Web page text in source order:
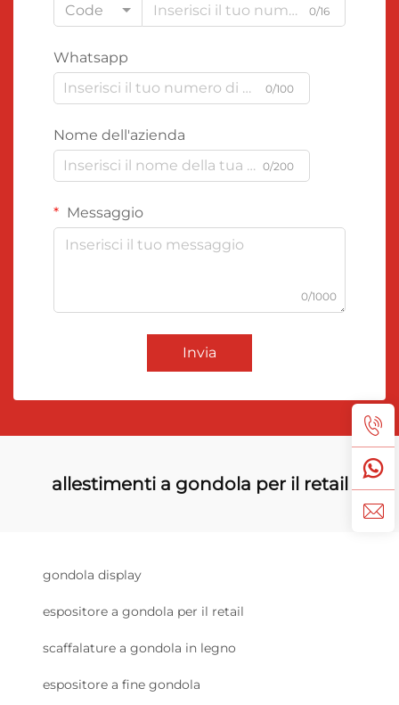
Code
0/16
Whatsapp
0/100
Nome dell'azienda
0/200
Messaggio
0/1000
Invia
allestimenti a gondola per il retail
gondola display
espositore a gondola per il retail
scaffalature a gondola in legno
espositore a fine gondola